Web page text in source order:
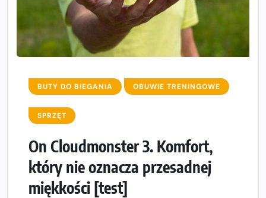
BUTY DO BIEGANIA OBUWIE TRENINGOWE
SPRZĘT
On Cloudmonster 3. Komfort,
który nie oznacza przesadnej
miękkości [test]